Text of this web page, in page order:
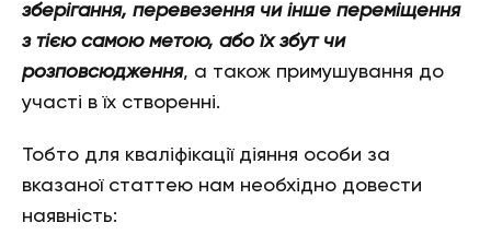
зберігання, перевезення чи інше переміщення
з тією самою метою, або їх збут чи
розповсюдження, а також примушування до
участі в їх створенні.
Тобто для кваліфікації діяння особи за
вказаної статтею нам необхідно довести
наявність: